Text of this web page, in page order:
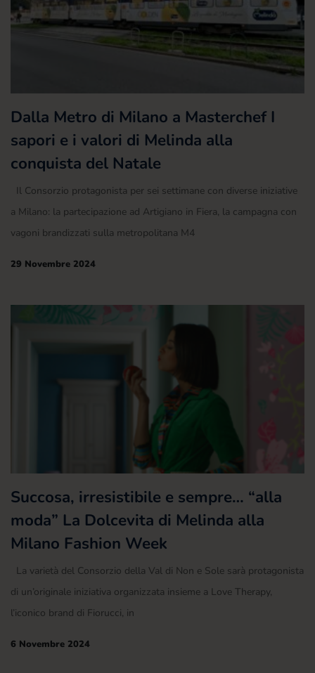
Dalla Metro di Milano a Masterchef I
sapori e i valori di Melinda alla
conquista del Natale
Il Consorzio protagonista per sei settimane con diverse iniziative
a Milano: la partecipazione ad Artigiano in Fiera, la campagna con
vagoni brandizzati sulla metropolitana M4
29 Novembre 2024
Succosa, irresistibile e sempre… “alla
moda” La Dolcevita di Melinda alla
Milano Fashion Week
La varietà del Consorzio della Val di Non e Sole sarà protagonista
di un’originale iniziativa organizzata insieme a Love Therapy,
l’iconico brand di Fiorucci, in
6 Novembre 2024